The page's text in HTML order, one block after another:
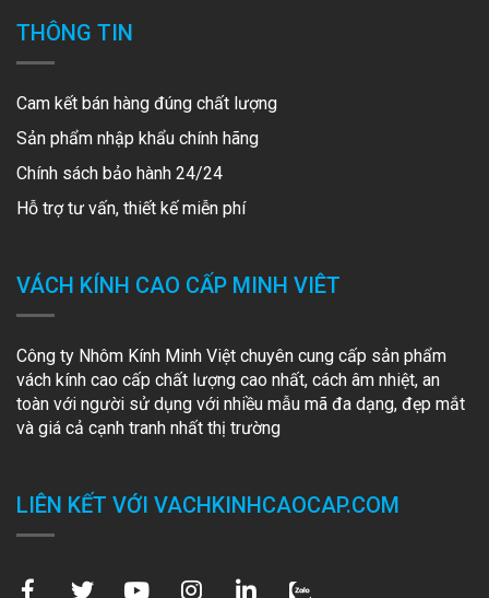
THÔNG TIN
Cam kết bán hàng đúng chất lượng
Sản phẩm nhập khẩu chính hãng
Chính sách bảo hành 24/24
Hỗ trợ tư vấn, thiết kế miễn phí
VÁCH KÍNH CAO CẤP MINH VIÊT
Công ty Nhôm Kính Minh Việt chuyên cung cấp sản phẩm
vách kính cao cấp chất lượng cao nhất, cách âm nhiệt, an
toàn với người sử dụng với nhiều mẫu mã đa dạng, đẹp mắt
và giá cả cạnh tranh nhất thị trường
LIÊN KẾT VỚI VACHKINHCAOCAP.COM